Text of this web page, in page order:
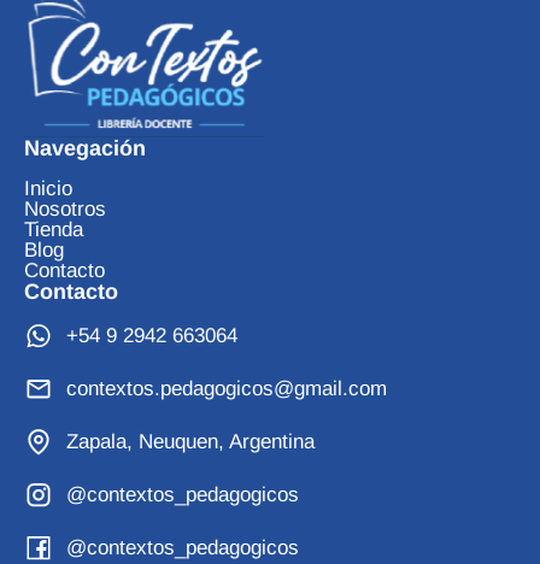
Navegación
Inicio
Nosotros
Tienda
Blog
Contacto
Contacto
+54 9 2942 663064
contextos.pedagogicos@gmail.com
Zapala, Neuquen, Argentina
@contextos_pedagogicos
@contextos_pedagogicos